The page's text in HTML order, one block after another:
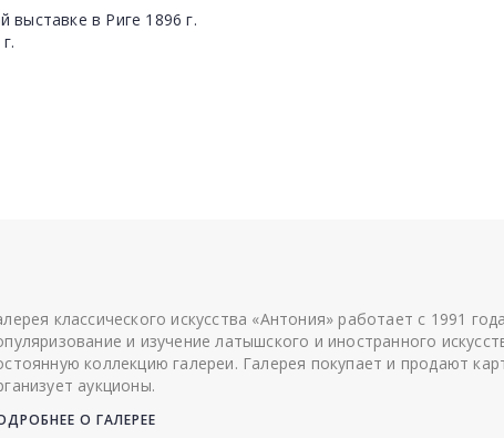
выставке в Риге 1896 г.
классического искусства «Антония» работает с 1991
и изучение латышского и иностранного
коллекцию галереи. Галерея покупает и продают
аукционы.
О ГАЛЕРЕЕ